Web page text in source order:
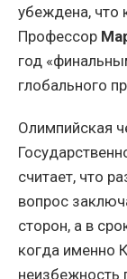
убеждена, что
Профессор
год
глобального
Олимпийская
считает, что
вопрос
сторон, а в
когда именно
неизбежность